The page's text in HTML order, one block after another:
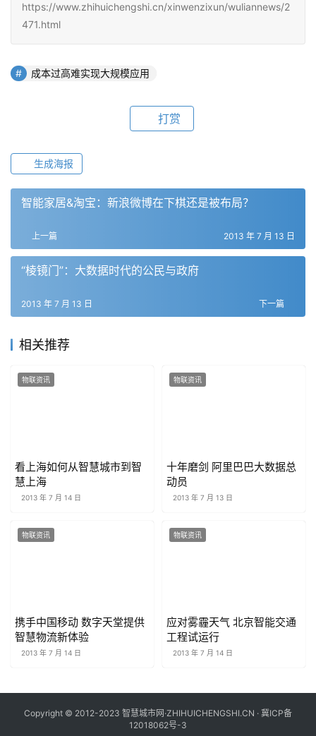
https://www.zhihuichengshi.cn/xinwenzixun/wuliannews/2
471.html
成本过高难实现大规模应用
打赏
生成海报
智能家居&淘宝：新浪微博在下棋还是被布局？
上一篇 2013 年 7 月 13 日
“棱镜门”：大数据时代的公民与政府
下一篇
2013 年 7 月 13 日
相关推荐
物联资讯
看上海如何从智慧城市到智
慧上海
2013 年 7 月 14 日
物联资讯
十年磨剑 阿里巴巴大数据总
动员
2013 年 7 月 13 日
物联资讯
携手中国移动 数字天堂提供
智慧物流新体验
2013 年 7 月 14 日
物联资讯
应对雾霾天气 北京智能交通
工程试运行
2013 年 7 月 14 日
Copyright © 2012-2023 智慧城市网·ZHIHUICHENGSHI.CN · 冀ICP备
12018062号-3